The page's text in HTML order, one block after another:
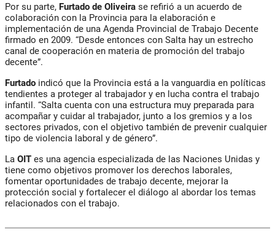
Por su parte, Furtado de Oliveira se refirió a un acuerdo de
colaboración con la Provincia para la elaboración e
implementación de una Agenda Provincial de Trabajo Decente
firmado en 2009. “Desde entonces con Salta hay un estrecho
canal de cooperación en materia de promoción del trabajo
decente”.
Furtado indicó que la Provincia está a la vanguardia en políticas
tendientes a proteger al trabajador y en lucha contra el trabajo
infantil. “Salta cuenta con una estructura muy preparada para
acompañar y cuidar al trabajador, junto a los gremios y a los
sectores privados, con el objetivo también de prevenir cualquier
tipo de violencia laboral y de género”.
La OIT es una agencia especializada de las Naciones Unidas y
tiene como objetivos promover los derechos laborales,
fomentar oportunidades de trabajo decente, mejorar la
protección social y fortalecer el diálogo al abordar los temas
relacionados con el trabajo.